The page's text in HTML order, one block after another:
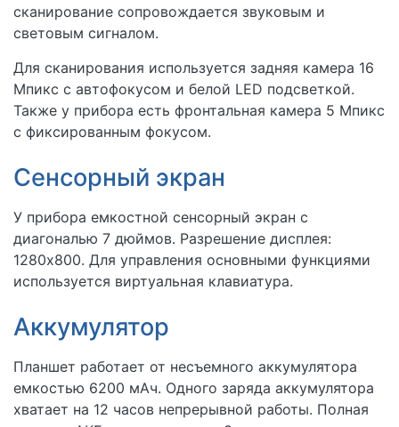
сканирование сопровождается звуковым и
световым сигналом.
Для сканирования используется задняя камера 16
Мпикс с автофокусом и белой LED подсветкой.
Также у прибора есть фронтальная камера 5 Мпикс
с фиксированным фокусом.
Сенсорный экран
У прибора емкостной сенсорный экран с
диагональю 7 дюймов. Разрешение дисплея:
1280x800. Для управления основными функциями
используется виртуальная клавиатура.
Аккумулятор
Планшет работает от несъемного аккумулятора
емкостью 6200 мАч. Одного заряда аккумулятора
хватает на 12 часов непрерывной работы. Полная